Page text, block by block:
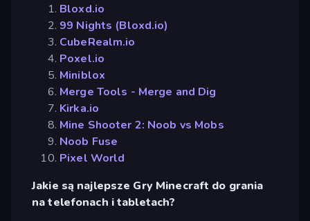
Bloxd.io
99 Nights (Bloxd.io)
CubeRealm.io
Poxel.io
Miniblox
Merge Tools - Merge and Dig
Kirka.io
Mine Shooter 2: Noob vs Mobs
Noob Fuse
Pixel World
Jakie są najlepsze Gry Minecraft do grania
na telefonach i tabletach?